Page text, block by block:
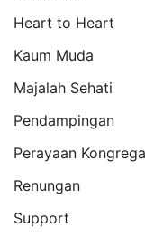
Heart to Heart
Kaum Muda
Majalah Sehati
Pendampingan
Perayaan
Renungan
Support